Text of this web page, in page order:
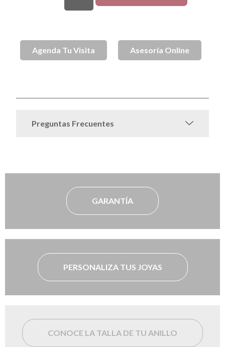
Agenda Tu Visita Asesoría Online
Preguntas Frecuentes
GARANTÍA
PERSONALIZA TUS JOYAS
CONOCE LA TALLA DE TU ANILLO